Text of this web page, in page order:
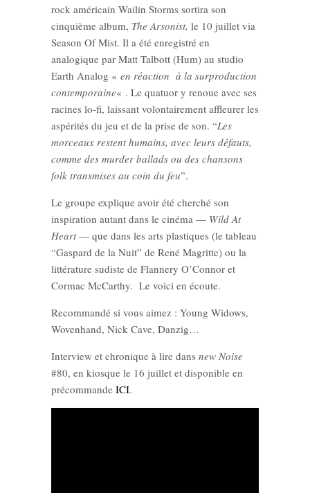
rock américain Wailin Storms sortira son
cinquième album, The Arsonist, le 10 juillet via
Season Of Mist. Il a été enregistré en
analogique par Matt Talbott (Hum) au studio
Earth Analog « en réaction à la surproduction
contemporaine« . Le quatuor y renoue avec ses
racines lo-fi, laissant volontairement affleurer les
aspérités du jeu et de la prise de son. “Les
morceaux restent humains, avec leurs défauts,
comme des murder ballads ou des chansons
folk transmises au coin du feu”.
Le groupe explique avoir été cherché son
inspiration autant dans le cinéma — Wild At
Heart— que dans les arts plastiques (le tableau
“Gaspard de la Nuit” de René Magritte) ou la
littérature sudiste de Flannery O’Connor et
Cormac McCarthy. Le voici en écoute.
Recommandé si vous aimez : Young Widows,
Wovenhand, Nick Cave, Danzig…
Interview et chronique à lire dans new Noise
#80, en kiosque le 16 juillet et disponible en
précommande ICI.